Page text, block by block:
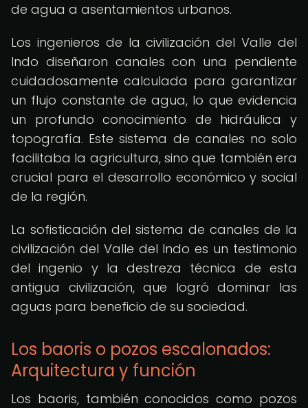
de agua a asentamientos urbanos.
Los ingenieros de la civilización del Valle del
Indo diseñaron canales con una pendiente
cuidadosamente calculada para garantizar
un flujo constante de agua, lo que evidencia
un profundo conocimiento de hidráulica y
topografía. Este sistema de canales no solo
facilitaba la agricultura, sino que también era
crucial para el desarrollo económico y social
de la región.
La sofisticación del sistema de canales de la
civilización del Valle del Indo es un testimonio
del ingenio y la destreza técnica de esta
antigua civilización, que logró dominar las
aguas para beneficio de su sociedad.
Los baoris o pozos escalonados:
Arquitectura y función
Los baoris, también conocidos como pozos